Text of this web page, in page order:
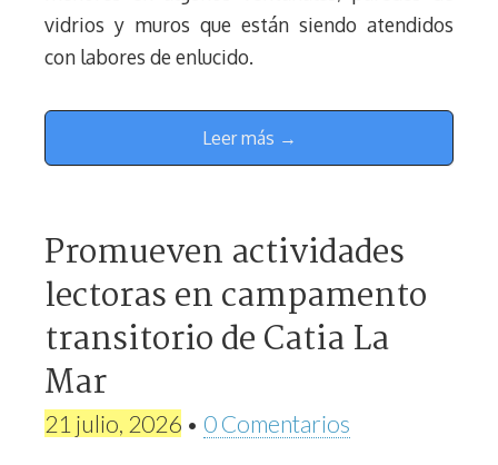
vidrios y muros que están siendo atendidos
con labores de enlucido.
Leer más →
Promueven actividades
lectoras en campamento
transitorio de Catia La
Mar
21 julio, 2026 • 0 Comentarios